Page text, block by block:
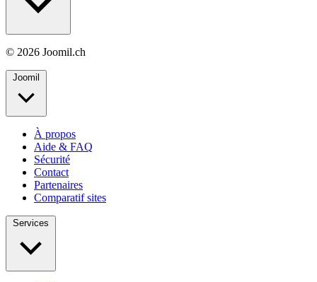
© 2026 Joomil.ch
Joomil
À propos
Aide & FAQ
Sécurité
Contact
Partenaires
Comparatif sites
Services